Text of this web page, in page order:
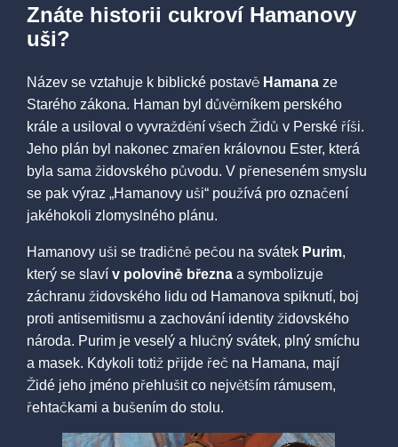
Znáte historii cukroví Hamanovy
uši?
Název se vztahuje k biblické postavě Hamana ze
Starého zákona. Haman byl důvěrníkem perského
krále a usiloval o vyvraždění všech Židů v Perské říši.
Jeho plán byl nakonec zmařen královnou Ester, která
byla sama židovského původu. V přeneseném smyslu
se pak výraz „Hamanovy uši“ používá pro označení
jakéhokoli zlomyslného plánu.
Hamanovy uši se tradičně pečou na svátek Purim,
který se slavív polovině března a symbolizuje
záchranu židovského lidu od Hamanova spiknutí, boj
proti antisemitismu a zachování identity židovského
národa. Purim je veselý a hlučný svátek, plný smíchu
a masek. Kdykoli totiž přijde řeč na Hamana, mají
Židé jeho jméno přehlušit co největším rámusem,
řehtačkami a bušením do stolu.